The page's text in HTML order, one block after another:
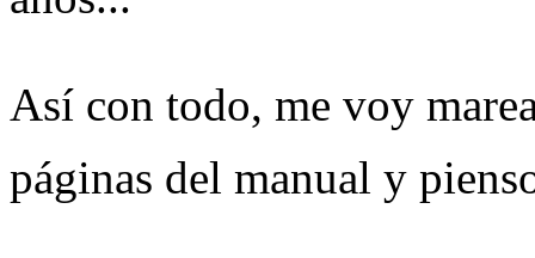
Así con todo, me voy
páginas del manual y